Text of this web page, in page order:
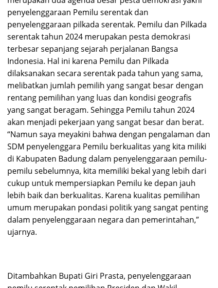
penyelenggaraan Pemilu serentak dan
penyelenggaraan pilkada serentak. Pemilu dan Pilkada
serentak tahun 2024 merupakan pesta demokrasi
terbesar sepanjang sejarah perjalanan Bangsa
Indonesia. Hal ini karena Pemilu dan Pilkada
dilaksanakan secara serentak pada tahun yang sama,
melibatkan jumlah pemilih yang sangat besar dengan
rentang pemilihan yang luas dan kondisi geografis
yang sangat beragam. Sehingga Pemilu tahun 2024
akan menjadi pekerjaan yang sangat besar dan berat.
“Namun saya meyakini bahwa dengan pengalaman dan
SDM penyelenggara Pemilu berkualitas yang kita miliki
di Kabupaten Badung dalam penyelenggaraan pemilu-
pemilu sebelumnya, kita memiliki bekal yang lebih dari
cukup untuk mempersiapkan Pemilu ke depan jauh
lebih baik dan berkualitas. Karena kualitas pemilihan
umum merupakan pondasi politik yang sangat penting
dalam penyelenggaraan negara dan pemerintahan,”
ujarnya.
Ditambahkan Bupati Giri Prasta, penyelenggaraan